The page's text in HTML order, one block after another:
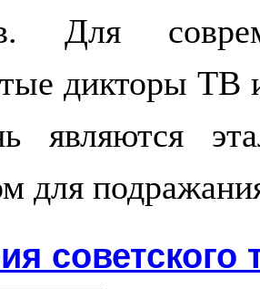
Для
дикторы ТВ
являются
для
советского